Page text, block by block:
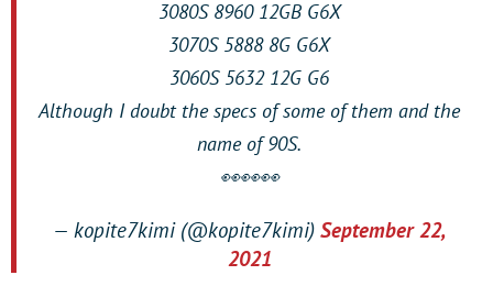
3080S 8960 12GB G6X
3070S 5888 8G G6X
3060S 5632 12G G6
Although I doubt the specs of some of them and the
name of 90S.
👀👀👀
— kopite7kimi (@kopite7kimi) September 22,
2021